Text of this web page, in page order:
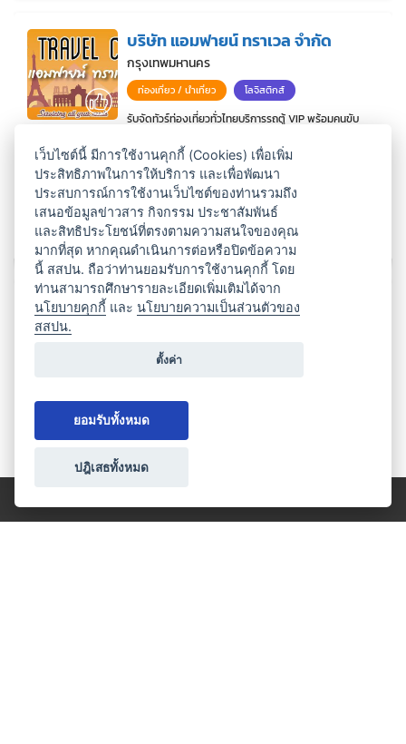
บริษัท แอมฟายน์ ทราเวล จำกัด
กรุงเทพมหานคร
ท่องเที่ยว / นำเที่ยว โลจิสติกส์
รับจัดทัวร์ท่องเที่ยวทั่วไทยบริการรถตู้ VIP พร้อมคนขับ
www.amfin...
เปิดโดย Google Map ดูข้อมูลสถานที่
บริษัท วิน ทราเวลแอนด์ทัวร์ จำกัด
ท่องเที่ยว / นำเที่ยว
เราให้บริการจำหน่ายตั่วเครื่องบินทั้งภายในและต่างประเทศ
เว็บไซต์นี้ มีการใช้งานคุกกี้ (Cookies) เพื่อเพิ่ม
ประสิทธิภาพในการให้บริการ และเพื่อพัฒนา
ประสบการณ์การใช้งานเว็บไซต์ของท่านรวมถึง
เสนอข้อมูลข่าวสาร กิจกรรม ประชาสัมพันธ์
และสิทธิประโยชน์ที่ตรงตามความสนใจของคุณ
มากที่สุด หากคุณดำเนินการต่อหรือปิดข้อความ
นี้ สสปน. ถือว่าท่านยอมรับการใช้งานคุกกี้ โดย
ท่านสามารถศึกษารายละเอียดเพิ่มเติมได้จาก
นโยบายคุกกี้ และนโยบายความเป็นส่วนตัวของ
สสปน.
ตั้งค่า
ยอมรับทั้งหมด
ปฎิเสธทั้งหมด